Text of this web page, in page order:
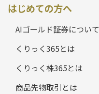
はじめての方へ
AIゴールド証券について
くりっく365とは
くりっく株365とは
商品先物取引とは